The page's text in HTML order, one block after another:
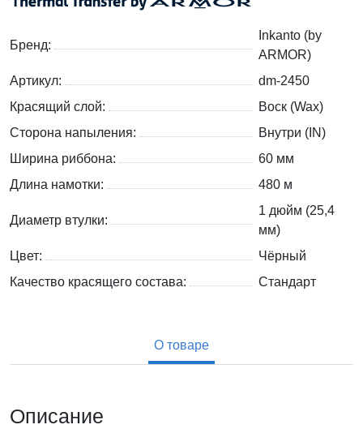
Бренд:
Inkanto (by
ARMOR)
Артикул:
dm-2450
Красящий слой:
Воск (Wax)
Сторона напыления:
Внутри (IN)
Ширина риббона:
60 мм
Длина намотки:
480 м
Диаметр втулки:
1 дюйм (25,4
мм)
Цвет:
Чёрный
Качество красящего состава:
Стандарт
О товаре
Описание